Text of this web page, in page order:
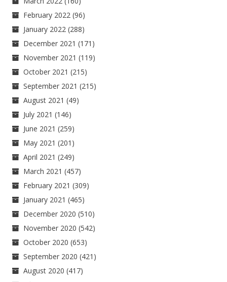
February 2022 (96)
January 2022 (288)
December 2021 (171)
November 2021 (119)
October 2021 (215)
September 2021 (215)
August 2021 (49)
July 2021 (146)
June 2021 (259)
May 2021 (201)
April 2021 (249)
March 2021 (457)
February 2021 (309)
January 2021 (465)
December 2020 (510)
November 2020 (542)
October 2020 (653)
September 2020 (421)
August 2020 (417)